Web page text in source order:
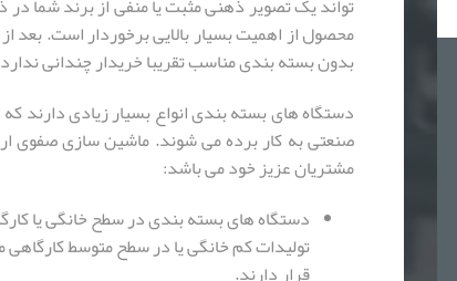
محصول از اهمیت بسیار بالایی برخوردار است. بعد
بدون بسته بندی مناسب تقریبا خریدار چندانی
دستگاه های بسته بندی انواع بسیار زیادی دارند
مشتریان عزیز خود می باشد:
دستگاه های بسته بندی در سطح خانگی یا
تولیدات کم خانگی یا در سطح متوسط